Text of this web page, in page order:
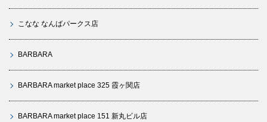
こなな なんばパークス店
BARBARA
BARBARA market place 325 霞ヶ関店
BARBARA market place 151 新丸ビル店